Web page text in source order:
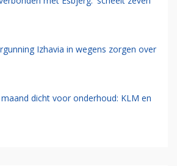
Izhavia in wegens zorgen over
dicht voor onderhoud: KLM en